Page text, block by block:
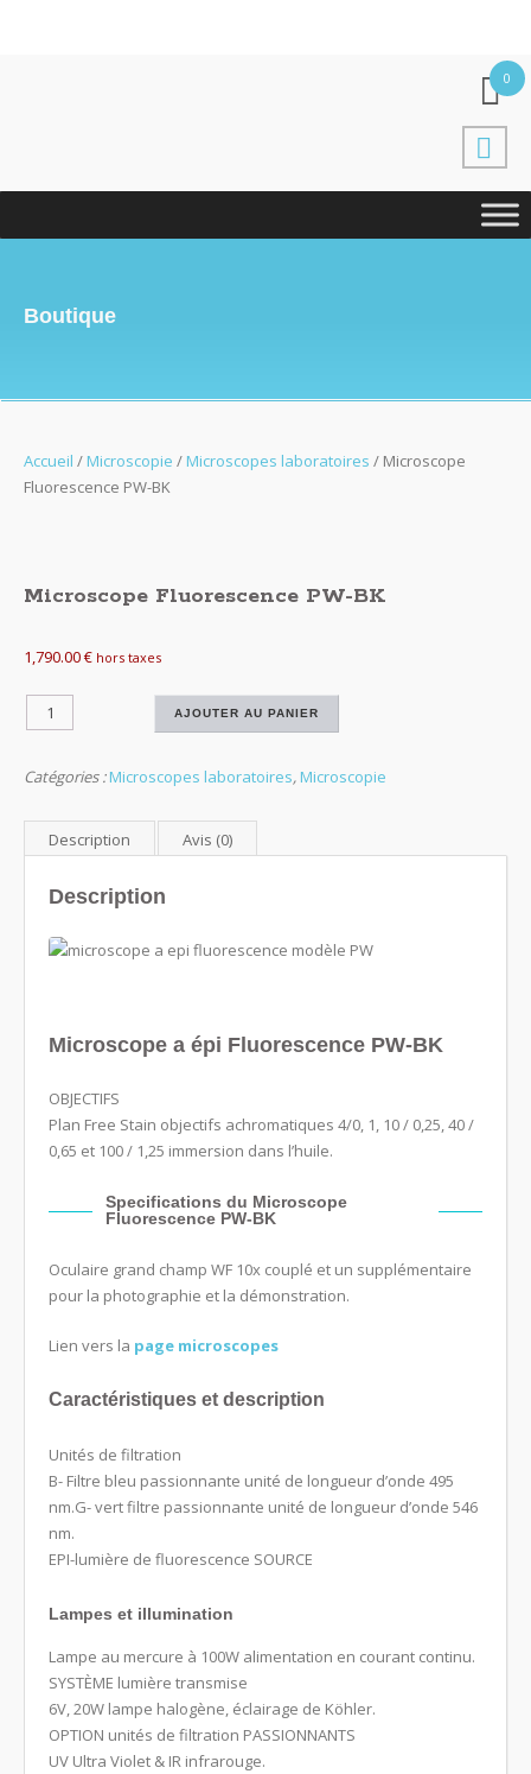
0
Boutique
Accueil /Microscopie /Microscopes laboratoires / Microscope
Fluorescence PW-BK
Microscope Fluorescence PW-BK
1,790.00€ hors taxes
quantité
de
Fluorescence
AJOUTER AU PANIER
Catégories :Microscopes laboratoires,Microscopie
Description Avis (0)
Description
Microscope a épi Fluorescence PW-BK
OBJECTIFS
Plan Free Stain objectifs achromatiques 4/0, 1, 10 / 0,25, 40 /
0,65 et 100 / 1,25 immersion dans l’huile.
Specifications du Microscope
Fluorescence PW-BK
Oculaire grand champ WF 10x couplé et un supplémentaire
pour la photographie et la démonstration.
Lien vers la page microscopes
Caractéristiques et description
Unités de filtration
B- Filtre bleu passionnante unité de longueur d’onde 495
nm.G- vert filtre passionnante unité de longueur d’onde 546
nm.
EPI-lumière de fluorescence SOURCE
Lampes et illumination
Lampe au mercure à 100W alimentation en courant continu.
SYSTÈME lumière transmise
6V, 20W lampe halogène, éclairage de Köhler.
OPTION unités de filtration PASSIONNANTS
UV Ultra Violet & IR infrarouge.